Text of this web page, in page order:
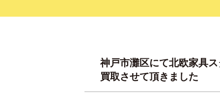
神戸市灘区にて北欧家具
買取させて頂きました